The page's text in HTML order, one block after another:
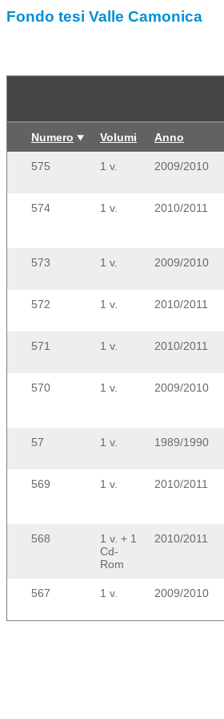
Fondo tesi Valle Camonica
Numero Volumi Anno
575 1 v. 2009/2010
574 1 v. 2010/2011
573 1 v. 2009/2010
572 1 v. 2010/2011
571 1 v. 2010/2011
570 1 v. 2009/2010
57 1 v. 1989/1990
569 1 v. 2010/2011
568
1 v. + 1
Cd-
Rom
2010/2011
567 1 v. 2009/2010